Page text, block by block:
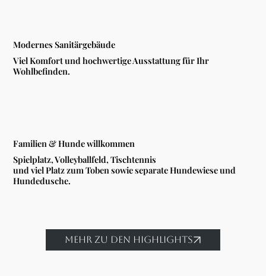
MEHR ZU DEN HIGHLIGHTS
Modernes Sanitärgebäude
Viel Komfort und hochwertige Ausstattung für Ihr
Wohlbefinden.
Familien & Hunde willkommen
Spielplatz, Volleyballfeld, Tischtennis
und viel Platz zum Toben sowie separate Hundewiese und
Hundedusche.